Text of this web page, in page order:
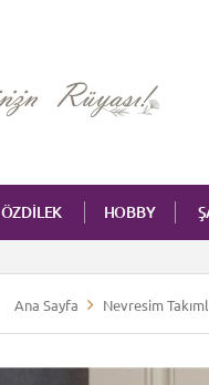
ÖZDİLEK HOBBY
Ana Sayfa Nevresim